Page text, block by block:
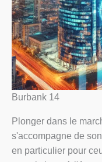
Burbank 14
Plonger dans le
s'accompagne de
en particulier pour